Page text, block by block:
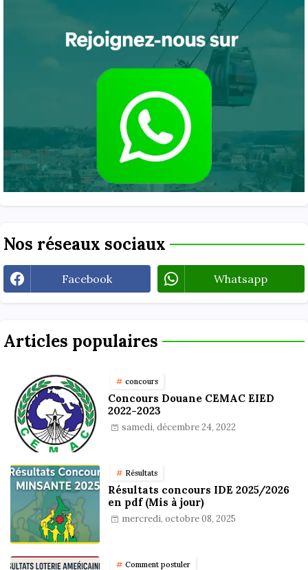
Nos réseaux sociaux
Facebook Whatsapp
Articles populaires
concours
Concours Douane CEMAC EIED
2022-2023
samedi, décembre 24, 2022
Résultats
Résultats concours IDE 2025/2026
en pdf (Mis à jour)
mercredi, octobre 08, 2025
Comment postuler